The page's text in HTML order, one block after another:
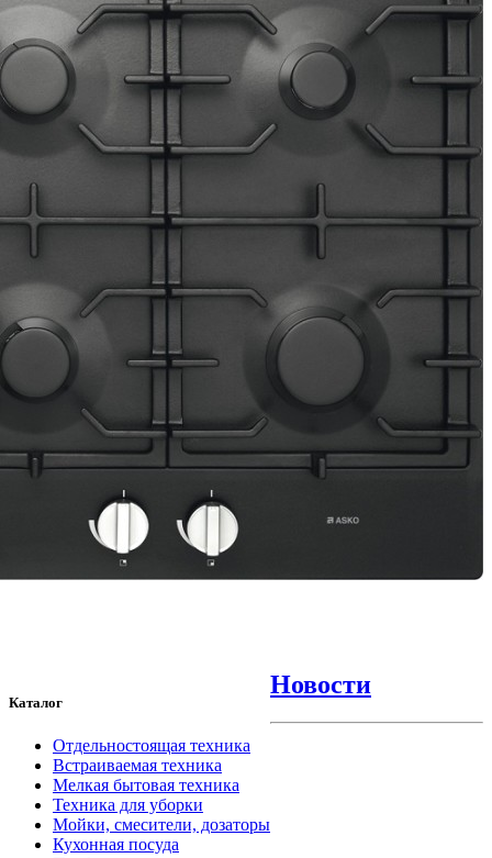
Каталог
Отдельностоящая техника
Встраиваемая техника
Мелкая бытовая техника
Техника для уборки
Мойки, смесители, дозаторы
Кухонная посуда
Новости